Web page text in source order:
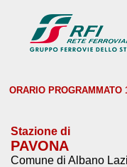
ORARIO
Stazione di
PAVONA
Comune di Albano